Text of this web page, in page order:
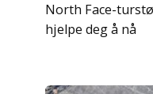
North Face-
hjelpe deg å nå